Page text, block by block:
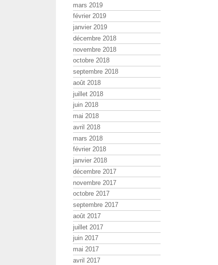
mars 2019
février 2019
janvier 2019
décembre 2018
novembre 2018
octobre 2018
septembre 2018
août 2018
juillet 2018
juin 2018
mai 2018
avril 2018
mars 2018
février 2018
janvier 2018
décembre 2017
novembre 2017
octobre 2017
septembre 2017
août 2017
juillet 2017
juin 2017
mai 2017
avril 2017